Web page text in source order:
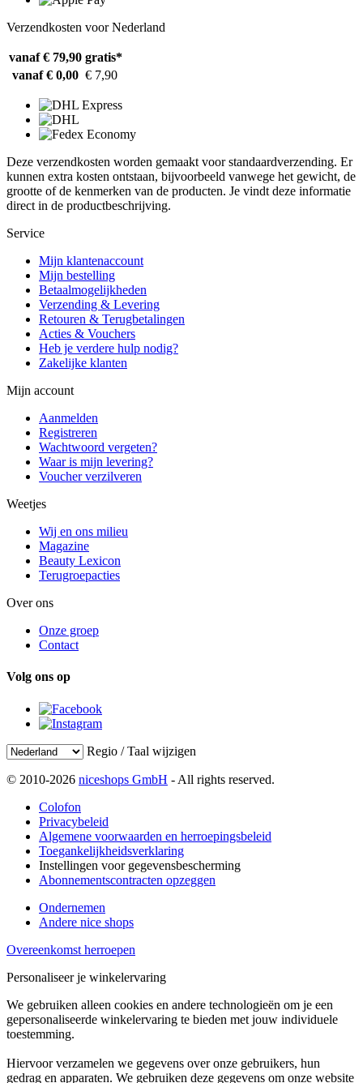
Verzendkosten voor Nederland
vanaf € 79,90 gratis*
vanaf € 0,00 € 7,90
Deze verzendkosten worden gemaakt voor standaardverzending. Er
kunnen extra kosten ontstaan, bijvoorbeeld vanwege het gewicht, de
grootte of de kenmerken van de producten. Je vindt deze informatie
direct in de productbeschrijving.
Service
Mijn klantenaccount
Mijn bestelling
Betaalmogelijkheden
Verzending & Levering
Retouren & Terugbetalingen
Acties & Vouchers
Heb je verdere hulp nodig?
Zakelijke klanten
Mijn account
Aanmelden
Registreren
Wachtwoord vergeten?
Waar is mijn levering?
Voucher verzilveren
Weetjes
Wij en ons milieu
Magazine
Beauty Lexicon
Terugroepacties
Over ons
Onze groep
Contact
Volg ons op
Regio / Taal wijzigen
© 2010-2026 niceshops GmbH - All rights reserved.
Colofon
Privacybeleid
Algemene voorwaarden en herroepingsbeleid
Toegankelijkheidsverklaring
Instellingen voor gegevensbescherming
Abonnementscontracten opzeggen
Ondernemen
Andere nice shops
Overeenkomst herroepen
Personaliseer je winkelervaring
We gebruiken alleen cookies en andere technologieën om je een
gepersonaliseerde winkelervaring te bieden met jouw individuele
toestemming.
Hiervoor verzamelen we gegevens over onze gebruikers, hun
gedrag en apparaten. We gebruiken deze gegevens om onze website